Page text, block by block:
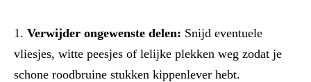
Verwijder ongewenste delen: Snijd eventuele
vliesjes, witte peesjes of lelijke plekken weg zodat je
schone roodbruine stukken kippenlever hebt.